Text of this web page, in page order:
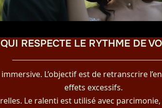
RESPECTE LE RYTHME DE
L’objectif est de retranscrire
effets excessifs.
Le ralenti est utilisé avec